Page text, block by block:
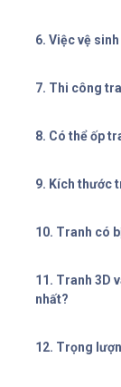
6. Việc vệ
7. Thi công
8. Có thể ốp
9. Kích thước
10. Tranh có
11. Tranh 3D
nhất?
12. Trọng